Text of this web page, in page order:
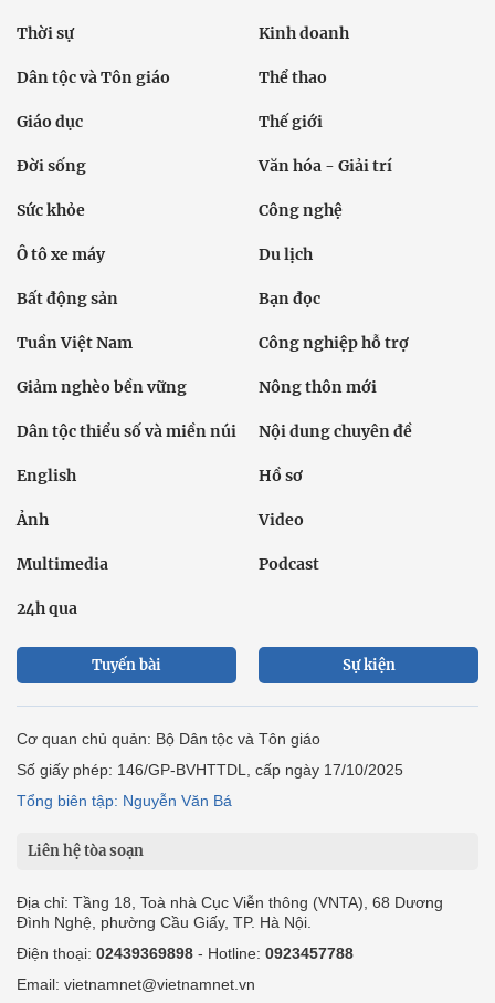
Thời sự Kinh doanh
Dân tộc và Tôn giáo Thể thao
Giáo dục Thế giới
Đời sống Văn hóa - Giải trí
Sức khỏe Công nghệ
Ô tô xe máy Du lịch
Bất động sản Bạn đọc
Tuần Việt Nam Công nghiệp hỗ trợ
Giảm nghèo bền vững Nông thôn mới
Dân tộc thiểu số và miền núi Nội dung chuyên đề
English Hồ sơ
Ảnh Video
Multimedia Podcast
24h qua
Tuyến bài Sự kiện
Cơ quan chủ quản: Bộ Dân tộc và Tôn giáo
Số giấy phép: 146/GP-BVHTTDL, cấp ngày 17/10/2025
Tổng biên tập: Nguyễn Văn Bá
Liên hệ tòa soạn
Địa chỉ: Tầng 18, Toà nhà Cục Viễn thông (VNTA), 68 Dương
Đình Nghệ, phường Cầu Giấy, TP. Hà Nội.
Điện thoại: 02439369898 - Hotline: 0923457788
Email: vietnamnet@vietnamnet.vn